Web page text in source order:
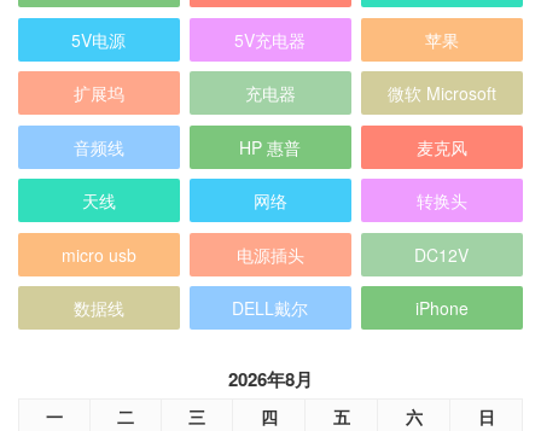
5V电源 5V充电器 苹果
扩展坞 充电器 微软 Microsoft
音频线 HP 惠普 麦克风
天线 网络 转换头
micro usb 电源插头 DC12V
数据线 DELL戴尔 iPhone
2026年8月
一 二 三 四 五 六 日